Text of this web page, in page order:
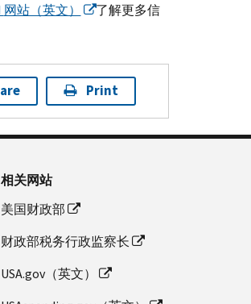
网站（英文）
了解更多信
Print
相关网站
美国财政部
财政部税务行政监察长
USA.gov（英文）